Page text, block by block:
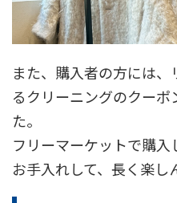
また、購入者の方には
るクリーニングのクー
た。
フリーマーケットで購
お手入れして、長く楽し